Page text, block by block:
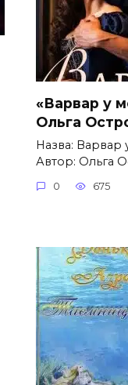
«Варвар у
Ольга
Назва: Варвар
Автор: Ольга
0 675